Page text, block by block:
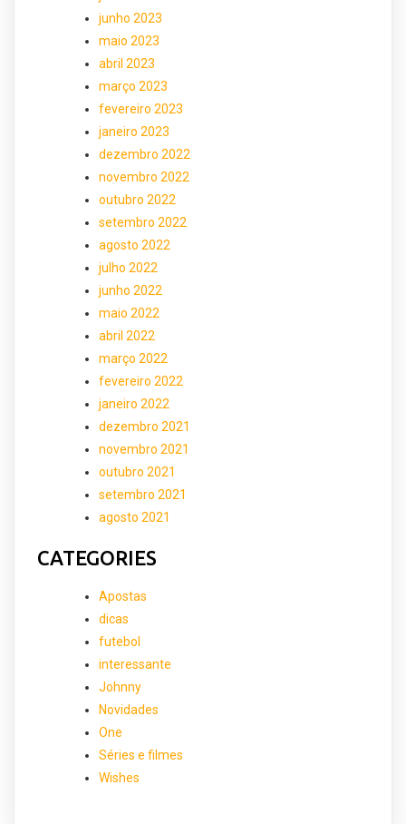
junho 2023
maio 2023
abril 2023
março 2023
fevereiro 2023
janeiro 2023
dezembro 2022
novembro 2022
outubro 2022
setembro 2022
agosto 2022
julho 2022
junho 2022
maio 2022
abril 2022
março 2022
fevereiro 2022
janeiro 2022
dezembro 2021
novembro 2021
outubro 2021
setembro 2021
agosto 2021
CATEGORIES
Apostas
dicas
futebol
interessante
Johnny
Novidades
One
Séries e filmes
Wishes